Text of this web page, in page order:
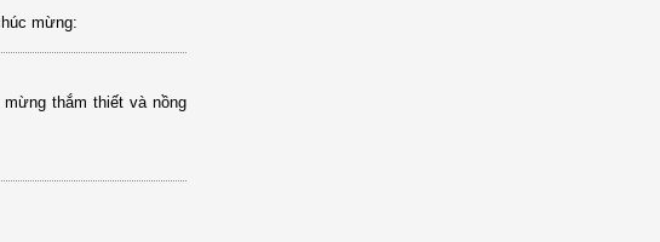
mừng:
thắm thiết và nồng